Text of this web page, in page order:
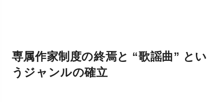
専属作家制度の終焉と “歌謡曲” とい
うジャンルの確立